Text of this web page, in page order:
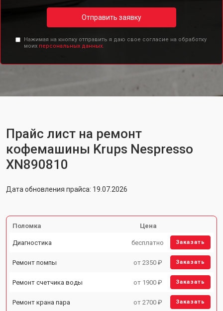
Отправить заявку
Нажимая на кнопку отправить я даю свое согласие на обработку
моих персональных данных.
Прайс лист на ремонт
кофемашины Krups Nespresso
XN890810
Дата обновления прайса: 19.07.2026
Поломка Цена
Диагностика бесплатно Заказать
Ремонт помпы от 2350 ₽ Заказать
Ремонт счетчика воды от 1900 ₽ Заказать
Ремонт крана пара от 2700 ₽ Заказать